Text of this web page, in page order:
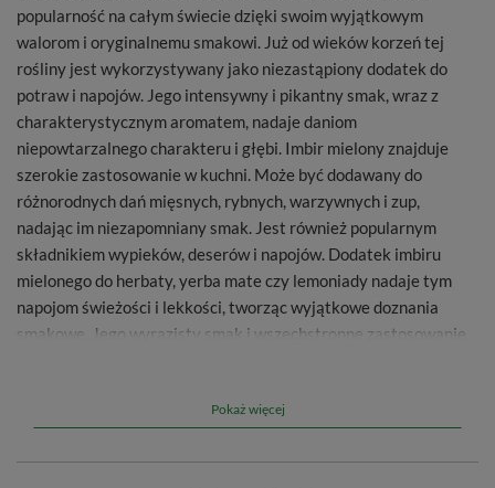
popularność na całym świecie dzięki swoim wyjątkowym
walorom i oryginalnemu smakowi. Już od wieków korzeń tej
rośliny jest wykorzystywany jako niezastąpiony dodatek do
potraw i napojów. Jego intensywny i pikantny smak, wraz z
charakterystycznym aromatem, nadaje daniom
niepowtarzalnego charakteru i głębi. Imbir mielony znajduje
szerokie zastosowanie w kuchni. Może być dodawany do
różnorodnych dań mięsnych, rybnych, warzywnych i zup,
nadając im niezapomniany smak. Jest również popularnym
składnikiem wypieków, deserów i napojów. Dodatek imbiru
mielonego do herbaty, yerba mate czy lemoniady nadaje tym
napojom świeżości i lekkości, tworząc wyjątkowe doznania
smakowe. Jego wyrazisty smak i wszechstronne zastosowanie
kuchni, który potrafi przemienić zwykłe danie w wyjątkowe i
Informacje dodatkowe:
Pokaż więcej